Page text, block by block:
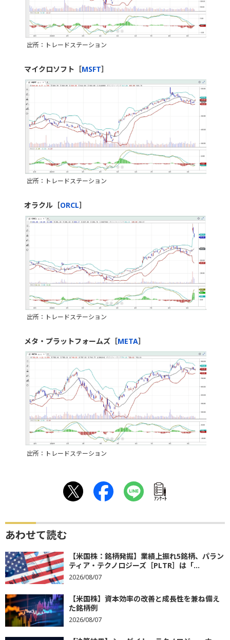
出所：トレードステーション
マイクロソフト［MSFT］
出所：トレードステーション
オラクル［ORCL］
出所：トレードステーション
メタ・プラットフォームズ［META］
出所：トレードステーション
ｱﾝｹｰﾄ
あわせて読む
【米国株：銘柄発掘】業績上振れ5銘柄、パラン
ティア・テクノロジーズ［PLTR］は「...
2026/08/07
【米国株】資本効率の改善と成長性を兼ね備え
た銘柄例
2026/08/07